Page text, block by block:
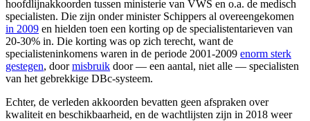
hoofdlijnakkoorden tussen ministerie van VWS en o.a. de medisch
specialisten. Die zijn onder minister Schippers al overeengekomen
in 2009 en hielden toen een korting op de specialistentarieven van
20-30% in. Die korting was op zich terecht, want de
specialisteninkomens waren in de periode 2001-2009 enorm sterk
gestegen, doormisbruik door — een aantal, niet alle — specialisten
van het gebrekkige DBc-systeem.
Echter, de verleden akkoorden bevatten geen afspraken over
kwaliteit en beschikbaarheid, en de wachtlijsten zijn in 2018 weer